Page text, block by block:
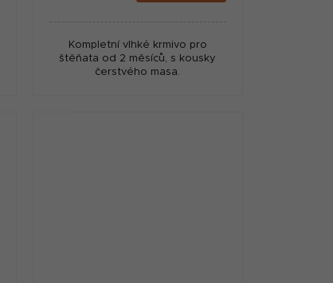
Kompletní vlhké krmivo pro
štěňata od 2 měsíců, s kousky
čerstvého masa.